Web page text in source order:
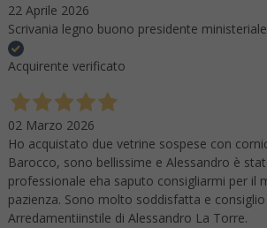
22 Aprile 2026
Scrivania legno buono presidente ministeriale
Acquirente verificato
02 Marzo 2026
Ho acquistato due vetrine sospese con
Barocco, sono bellissime e Alessandro è
professionale eha saputo consigliarmi per il
pazienza. Sono molto soddisfatta e
Arredamentiinstile di Alessandro La Torre.